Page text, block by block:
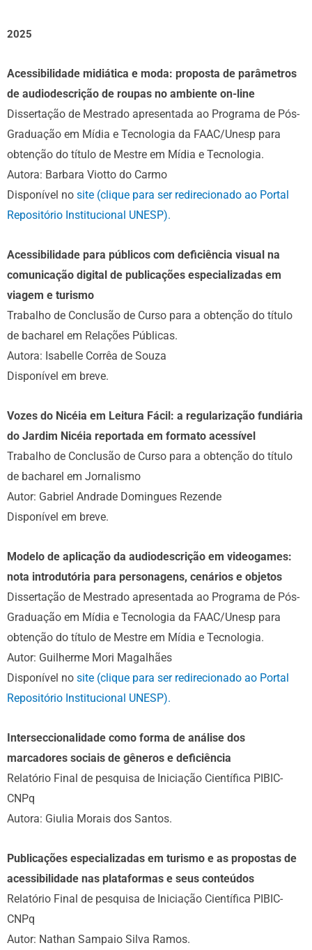
2025
Acessibilidade midiática e moda: proposta de parâmetros
de audiodescrição de roupas no ambiente on-line
Dissertação de Mestrado apresentada ao Programa de Pós-
Graduação em Mídia e Tecnologia da FAAC/Unesp para
obtenção do título de Mestre em Mídia e Tecnologia.
Autora: Barbara Viotto do Carmo
Disponível no site (clique para ser redirecionado ao Portal
Repositório Institucional UNESP).
Acessibilidade para públicos com deficiência visual na
comunicação digital de publicações especializadas em
viagem e turismo
Trabalho de Conclusão de Curso para a obtenção do título
de bacharel em Relações Públicas.
Autora: Isabelle Corrêa de Souza
Disponível em breve.
Vozes do Nicéia em Leitura Fácil: a regularização fundiária
do Jardim Nicéia reportada em formato acessível
Trabalho de Conclusão de Curso para a obtenção do título
de bacharel em Jornalismo
Autor: Gabriel Andrade Domingues Rezende
Disponível em breve.
Modelo de aplicação da audiodescrição em videogames:
nota introdutória para personagens, cenários e objetos
Dissertação de Mestrado apresentada ao Programa de Pós-
Graduação em Mídia e Tecnologia da FAAC/Unesp para
obtenção do título de Mestre em Mídia e Tecnologia.
Autor: Guilherme Mori Magalhães
Disponível no site (clique para ser redirecionado ao Portal
Repositório Institucional UNESP).
Interseccionalidade como forma de análise dos
marcadores sociais de gêneros e deficiência
Relatório Final de pesquisa de Iniciação Científica PIBIC-
CNPq
Autora: Giulia Morais dos Santos.
Publicações especializadas em turismo e as propostas de
acessibilidade nas plataformas e seus conteúdos
Relatório Final de pesquisa de Iniciação Científica PIBIC-
CNPq
Autor: Nathan Sampaio Silva Ramos.